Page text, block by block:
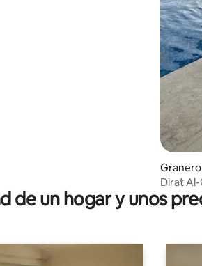
Dirat Al-
de un hogar y unos